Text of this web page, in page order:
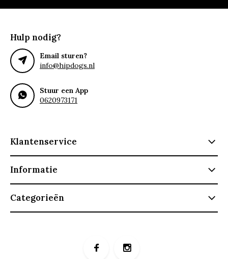
Hulp nodig?
Email sturen?
info@hipdogs.nl
Stuur een App
0620973171
Klantenservice
Informatie
Categorieën